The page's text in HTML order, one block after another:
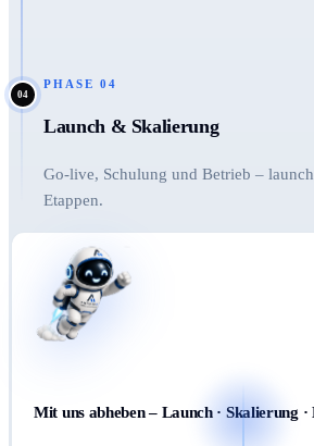
04
PHASE 04
Launch & Skalierung
Go-live, Schulung und Betrieb –
Etappen.
Mit uns abheben – Launch · Skalierung ·